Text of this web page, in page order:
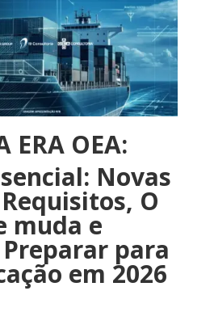
ERA OEA:
Novas
O
muda e
Preparar para
em 2026